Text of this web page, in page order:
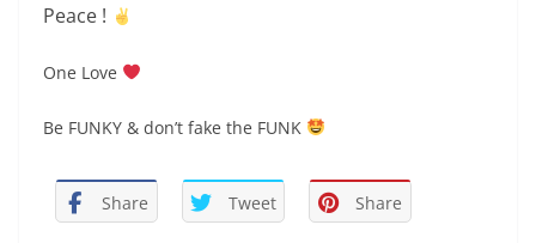
Peace !
One Love
Be FUNKY & don’t fake the FUNK
Share Tweet Share